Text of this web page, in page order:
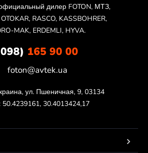
дилер FOTON, МТЗ,
RASCO, KASSBOHRER,
MAK, ERDEMLI, HYVA.
165 90 00
foton@avtek.ua
ул. Пшеничная, 9, 03134
50.4239161, 30.4013424,17